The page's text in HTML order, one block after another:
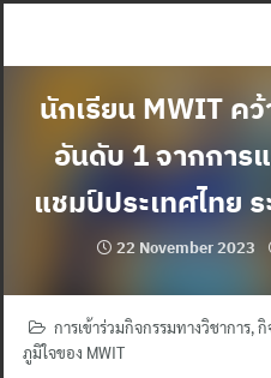
นักเรียน MWIT ค
อันดับ 1 จากการ
แชมป์ประเทศไทย
22 November 2023
การเข้าร่วมกิจกรรมทางวิชาการ,กิ
ภูมิใจของ MWIT